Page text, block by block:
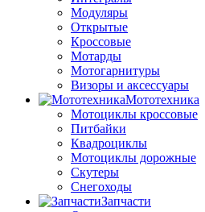
Модуляры
Открытые
Кроссовые
Мотарды
Мотогарнитуры
Визоры и аксессуары
Мототехника
Мотоциклы кроссовые
Питбайки
Квадроциклы
Мотоциклы дорожные
Скутеры
Снегоходы
Запчасти